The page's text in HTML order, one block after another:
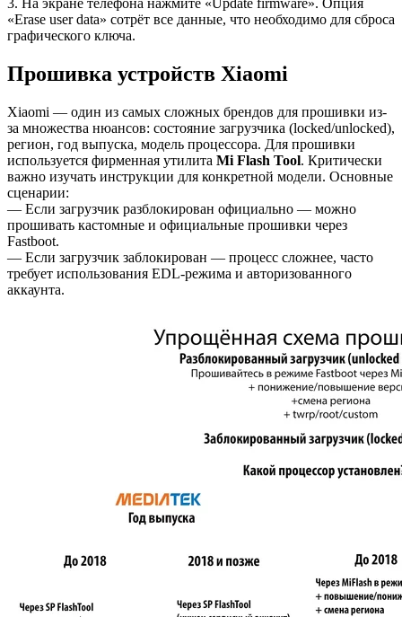
3. На экране телефона нажмите «Update firmware». Опция
«Erase user data» сотрёт все данные, что необходимо для сброса
графического ключа.
Прошивка устройств Xiaomi
Xiaomi — один из самых сложных брендов для прошивки из-
за множества нюансов: состояние загрузчика (locked/unlocked),
регион, год выпуска, модель процессора. Для прошивки
используется фирменная утилита Mi Flash Tool. Критически
важно изучать инструкции для конкретной модели. Основные
сценарии:
— Если загрузчик разблокирован официально — можно
прошивать кастомные и официальные прошивки через
Fastboot.
— Если загрузчик заблокирован — процесс сложнее, часто
требует использования EDL-режима и авторизованного
аккаунта.